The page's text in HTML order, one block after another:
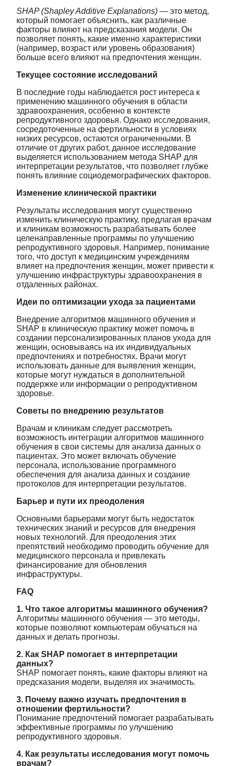
SHAP (Shapley Additive Explanations) — это метод,
который помогает объяснить, как различные
факторы влияют на предсказания модели. Он
позволяет понять, какие именно характеристики
(например, возраст или уровень образования)
больше всего влияют на предпочтения женщин.
Текущее состояние исследований
В последние годы наблюдается рост интереса к
применению машинного обучения в области
здравоохранения, особенно в контексте
репродуктивного здоровья. Однако исследования,
сосредоточенные на фертильности в условиях
низких ресурсов, остаются ограниченными. В
отличие от других работ, данное исследование
выделяется использованием метода SHAP для
интерпретации результатов, что позволяет глубже
понять влияние социодемографических факторов.
Изменение клинической практики
Результаты исследования могут существенно
изменить клиническую практику, предлагая врачам
и клиникам возможность разрабатывать более
целенаправленные программы по улучшению
репродуктивного здоровья. Например, понимание
того, что доступ к медицинским учреждениям
влияет на предпочтения женщин, может привести к
улучшению инфраструктуры здравоохранения в
отдаленных районах.
Идеи по оптимизации ухода за пациентами
Внедрение алгоритмов машинного обучения и
SHAP в клиническую практику может помочь в
создании персонализированных планов ухода для
женщин, основываясь на их индивидуальных
предпочтениях и потребностях. Врачи могут
использовать данные для выявления женщин,
которые могут нуждаться в дополнительной
поддержке или информации о репродуктивном
здоровье.
Советы по внедрению результатов
Врачам и клиникам следует рассмотреть
возможность интеграции алгоритмов машинного
обучения в свои системы для анализа данных о
пациентах. Это может включать обучение
персонала, использование программного
обеспечения для анализа данных и создание
протоколов для интерпретации результатов.
Барьер и пути их преодоления
Основными барьерами могут быть недостаток
технических знаний и ресурсов для внедрения
новых технологий. Для преодоления этих
препятствий необходимо проводить обучение для
медицинского персонала и привлекать
финансирование для обновления
инфраструктуры.
FAQ
1. Что такое алгоритмы машинного обучения?
Алгоритмы машинного обучения — это методы,
которые позволяют компьютерам обучаться на
данных и делать прогнозы.
2. Как SHAP помогает в интерпретации
данных?
SHAP помогает понять, какие факторы влияют на
предсказания модели, выделяя их значимость.
3. Почему важно изучать предпочтения в
отношении фертильности?
Понимание предпочтений помогает разрабатывать
эффективные программы по улучшению
репродуктивного здоровья.
4. Как результаты исследования могут помочь
врачам?